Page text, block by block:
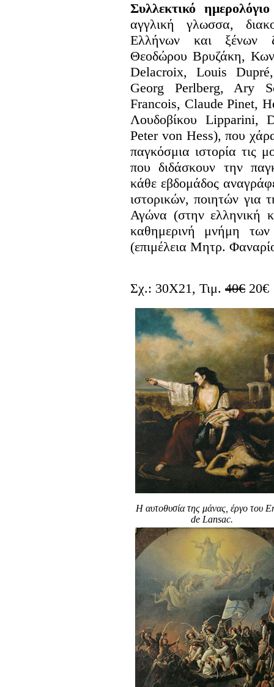
Συλλεκτικό
αγγλική γλωσσα,
Ελλήνων και ξένων
Θεοδώρου Βρυζάκη,
Delacroix, Louis
Georg Perlberg, Ary
Francois, Claude Pinet,
Λουδοβίκου Lipparini,
Peter von Hess), που
παγκόσμια ιστορία τις
που διδάσκουν την
κάθε εβδομάδος
ιστορικών, ποιητών για
Αγώνα (στην ελληνική
καθημερινή μνήμη
(επιμέλεια Μητρ.
Σχ.: 30Χ21, Τιμ. 40€ 20€
Η αυτοθυσία της μάνας, έργο του
de Lansac.